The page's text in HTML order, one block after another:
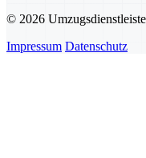
© 2026
Impressum Datenschutz